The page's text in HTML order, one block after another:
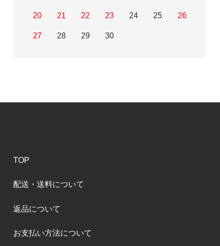
20 21 22 23 24 25 26
27 28 29 30
TOP
配送・送料について
返品について
お支払い方法について